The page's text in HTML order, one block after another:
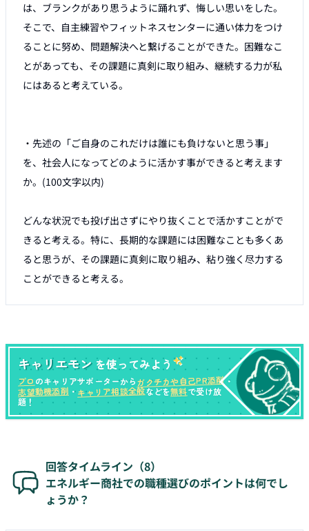
は、ブランクがあり思うように踊れず、悔しい思いをした。
そこで、自主練習やフィットネスセンターに通い体力をつけ
ることに努め、問題解決へと繋げることができた。困難なこ
とがあっても、その課題に真剣に取り組み、継続する力が私
にはあると考えている。
・先述の「ご自身のこれだけは誰にも負けないと思う事」
を、社会人になってどのように活かす事ができると考えます
か。(100文字以内)
どんな状況でも投げ出さずにやり抜くことで活かすことがで
きると考える。特に、長期的な課題には困難なことも多くあ
ると思うが、その課題に真剣に取り組み、粘り強く尽力する
キャリエモン を使ってみよう
プロ のキャリアサポーターからガクチカや自己PR添削・
志望動機添削 ・キャリア相談全般などを無料で受け放
題！
回答タイムライン（8）
エネルギー商社での職種選びのポイントは何でし
ょうか？